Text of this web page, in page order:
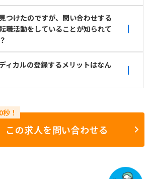
つけたのですが、問い合わせする
職活動をしていることが知られて
ィカルの登録するメリットはなん
この求人を問い合わせる